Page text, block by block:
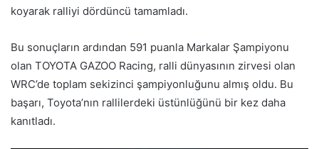
koyarak ralliyi dördüncü tamamladı.
Bu sonuçların ardından 591 puanla Markalar Şampiyonu
olan TOYOTA GAZOO Racing, ralli dünyasının zirvesi olan
WRC’de toplam sekizinci şampiyonluğunu almış oldu. Bu
başarı, Toyota’nın rallilerdeki üstünlüğünü bir kez daha
kanıtladı.